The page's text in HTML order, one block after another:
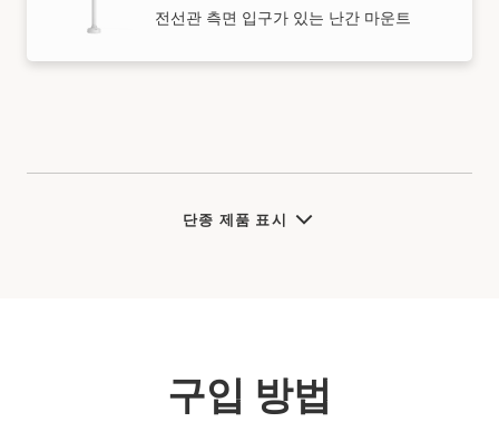
전선관 측면 입구가 있는 난간 마운트
단종 제품 표시
구입 방법